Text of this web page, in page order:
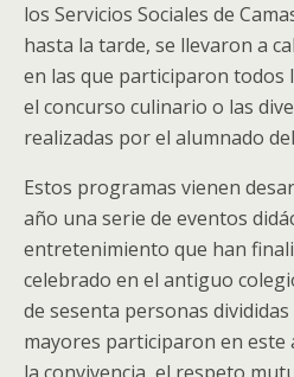
los Servicios Sociales de
hasta la tarde, se llevaron a
en las que participaron todos
el concurso culinario o las
realizadas por el alumnado
Estos programas vienen
año una serie de eventos
entretenimiento que han
celebrado en el antiguo
de sesenta personas
mayores participaron en este